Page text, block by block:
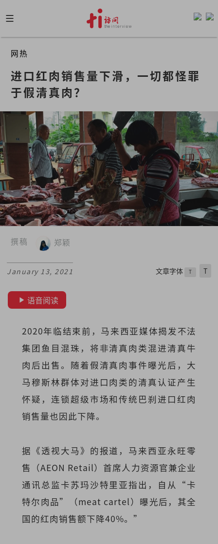
to
content
网热
进口红肉销售量下滑，一切都怪罪
于假清真肉？
撰稿 郑颖
January 13, 2021 文章字体 T T
语音阅读
2020年临结束前，马来西亚媒体揭发不法
集团鱼目混珠，将非清真肉类混进清真牛
肉后出售。随着假清真肉事件曝光后，大
马穆斯林群体对进口肉类的清真认证产生
怀疑，连锁超级市场和传统巴刹进口红肉
销售量也因此下降。
据 《透视大马》的报道，马来西亚永旺零
售（AEON Retail）首席人力资源官兼企业
通讯总监卡苏玛沙特里亚指出，自从“卡
特尔肉品”（meat cartel）曝光后，其全
国的红肉销售额下降40%。”